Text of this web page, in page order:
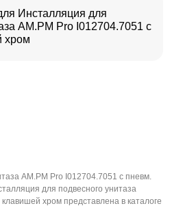
Инсталляция для
AM.PM Pro I012704.7051 с
хром
AM.PM Pro I012704.7051 с пневм.
для подвесного унитаза
хром представлена в каталоге